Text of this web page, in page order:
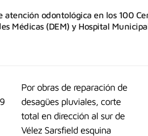
odontológica en los 100
Médicas (DEM) y Hospital
Por obras de reparación de
desagües pluviales, corte
total en dirección al sur de
Vélez Sarsfield esquina